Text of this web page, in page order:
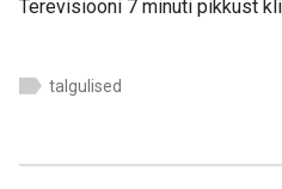
Terevisiooni 7 minuti pikkust
talgulised